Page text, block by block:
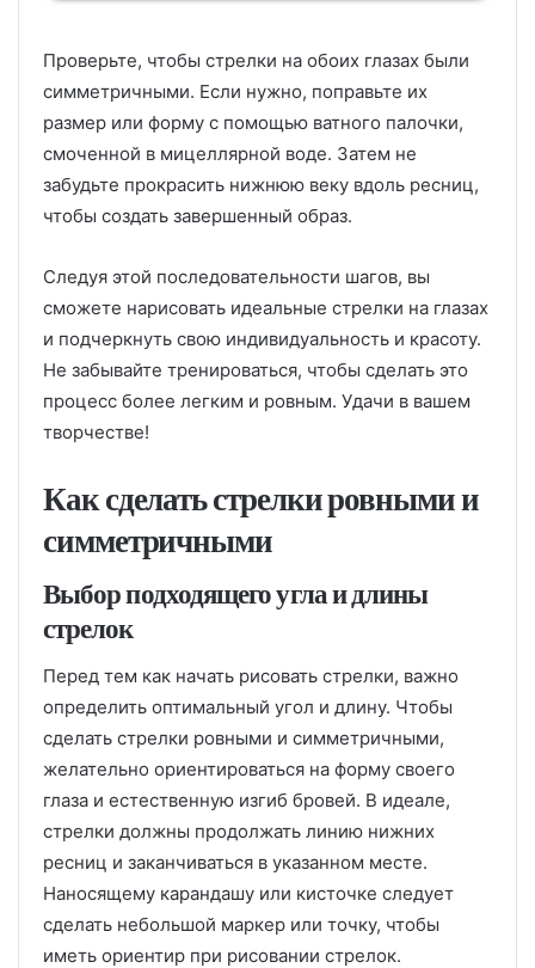
Проверьте, чтобы стрелки на обоих глазах были
симметричными. Если нужно, поправьте их
размер или форму с помощью ватного палочки,
смоченной в мицеллярной воде. Затем не
забудьте прокрасить нижнюю веку вдоль ресниц,
чтобы создать завершенный образ.
Следуя этой последовательности шагов, вы
сможете нарисовать идеальные стрелки на глазах
и подчеркнуть свою индивидуальность и красоту.
Не забывайте тренироваться, чтобы сделать это
процесс более легким и ровным. Удачи в вашем
творчестве!
Как сделать стрелки ровными и
симметричными
Выбор подходящего угла и длины
стрелок
Перед тем как начать рисовать стрелки, важно
определить оптимальный угол и длину. Чтобы
сделать стрелки ровными и симметричными,
желательно ориентироваться на форму своего
глаза и естественную изгиб бровей. В идеале,
стрелки должны продолжать линию нижних
ресниц и заканчиваться в указанном месте.
Наносящему карандашу или кисточке следует
сделать небольшой маркер или точку, чтобы
иметь ориентир при рисовании стрелок.